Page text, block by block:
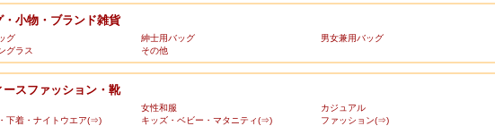
・小物・ブランド雑貨
グ 紳士用バッグ 男女兼用バッグ
グラス
その他
ースファッション・靴
女性和服 カジュアル
下着・ナイトウエア(⇒)
キッズ・ベビー・マタニティ(⇒) ファッション(⇒)